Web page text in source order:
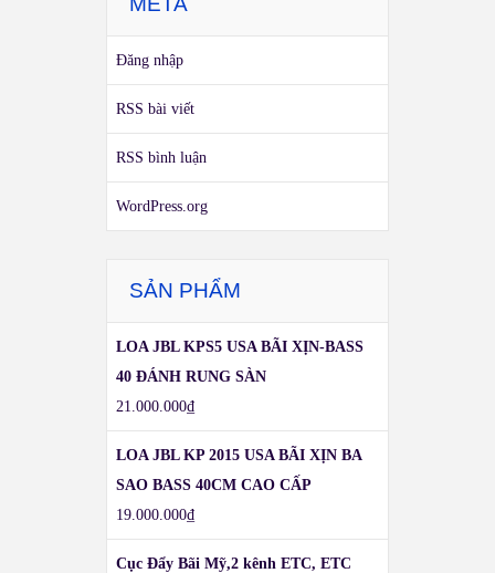
Đăng nhập
RSS bài viết
RSS bình luận
WordPress.org
SẢN PHẨM
LOA JBL KPS5 USA BÃI XỊN-BASS
40 ĐÁNH RUNG SÀN
21.000.000₫
LOA JBL KP 2015 USA BÃI XỊN BA
SAO BASS 40CM CAO CẤP
19.000.000₫
Cục Đẩy Bãi Mỹ,2 kênh ETC, ETC